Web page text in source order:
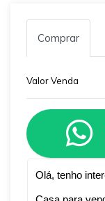
Comprar
Valor Venda